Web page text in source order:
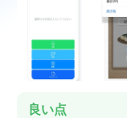
良い点